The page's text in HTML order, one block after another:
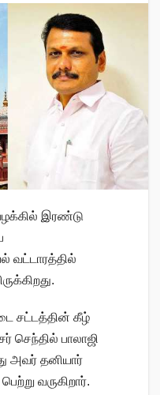
இரண்டு
வட்டாரத்தில்
சட்டத்தின் கீழ்
பாலாஜி
அவர் தனியார்
வருகிறார்.